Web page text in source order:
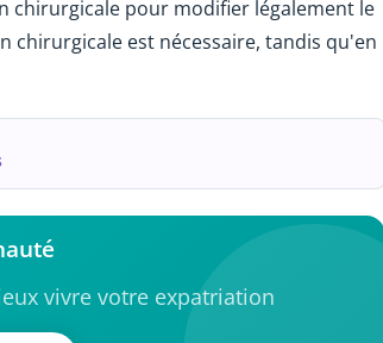
chirurgicale pour modifier légalement le
chirurgicale est nécessaire, tandis qu'en
vivre votre expatriation